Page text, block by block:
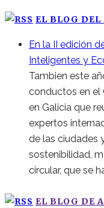
EL BLOG DEL
En la II edición
Inteligentes y
Tambien este
conductos en el
en Galicia que
expertos
de las ciudades
sostenibilidad,
circular, que se
EL BLOG DE